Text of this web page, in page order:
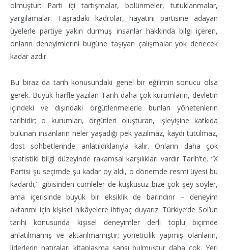
olmuştur: Parti içi tartışmalar, bölünmeler, tutuklanmalar,
yargılamalar. Taşradaki kadrolar, hayatını partisine adayan
üyelerle partiye yakın durmuş insanlar hakkında bilgi içeren,
onların deneyimlerini bugüne taşıyan çalışmalar yok denecek
kadar azdır.
Bu biraz da tarih konusundaki genel bir eğilimin sonucu olsa
gerek. Büyük harfle yazılan Tarih daha çok kurumların, devletin
içindeki ve dışındaki örgütlenmelerle bunları yönetenlerin
tarihidir; o kurumları, örgütleri oluşturan, işleyişine katkıda
bulunan insanların neler yaşadığı pek yazılmaz, kaydı tutulmaz,
dost sohbetlerinde anlatıldıklarıyla kalır. Onların daha çok
istatistiki bilgi düzeyinde rakamsal karşılıkları vardır Tarih’te. “X
Partisi şu seçimde şu kadar oy aldı, o dönemde resmi üyesi bu
kadardı,” gibisinden cümleler de kuşkusuz bize çok şey söyler,
ama içerisinde büyük bir eksiklik de barındırır – deneyim
aktarımı için kişisel hikâyelere ihtiyaç duyarız. Türkiye’de Sol’un
tarihi konusunda kişisel deneyimler derli toplu biçimde
anlatılmamış ve aktarılmamıştır; yöneticilik yapmış olanların,
liderlerin hatıraları kitaplaşma şansı bulmuştur daha çok. Yeri